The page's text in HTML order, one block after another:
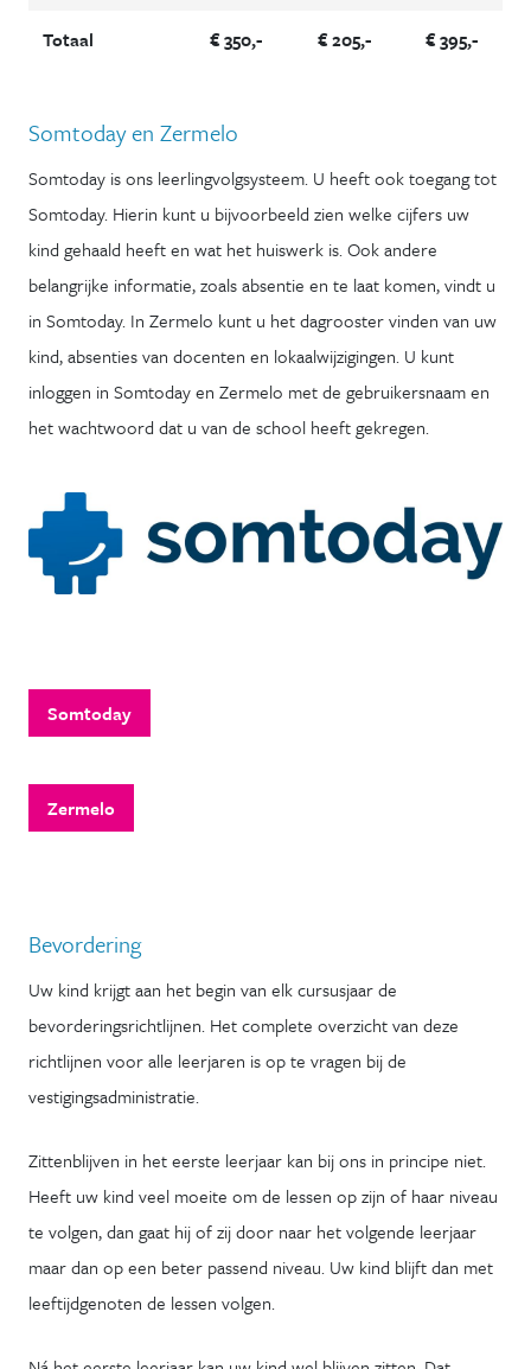
Totaal € 350,- € 205,- € 395,-
Somtoday en Zermelo
Somtoday is ons leerlingvolgsysteem. U heeft ook toegang tot
Somtoday. Hierin kunt u bijvoorbeeld zien welke cijfers uw
kind gehaald heeft en wat het huiswerk is. Ook andere
belangrijke informatie, zoals absentie en te laat komen, vindt u
in Somtoday. In Zermelo kunt u het dagrooster vinden van uw
kind, absenties van docenten en lokaalwijzigingen. U kunt
inloggen in Somtoday en Zermelo met de gebruikersnaam en
het wachtwoord dat u van de school heeft gekregen.
Somtoday
Zermelo
Bevordering
Uw kind krijgt aan het begin van elk cursusjaar de
bevorderingsrichtlijnen. Het complete overzicht van deze
richtlijnen voor alle leerjaren is op te vragen bij de
vestigingsadministratie.
Zittenblijven in het eerste leerjaar kan bij ons in principe niet.
Heeft uw kind veel moeite om de lessen op zijn of haar niveau
te volgen, dan gaat hij of zij door naar het volgende leerjaar
maar dan op een beter passend niveau. Uw kind blijft dan met
leeftijdgenoten de lessen volgen.